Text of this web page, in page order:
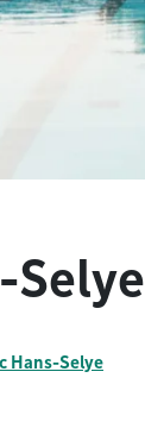
Selye
Hans-Selye